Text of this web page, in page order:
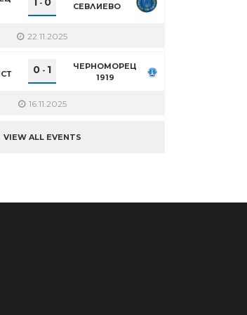
- СЕВЛИЕВО
22.11.2025
0 - 1
ЧЕРНОМОРЕЦ
1919
16.11.2025
VIEW ALL EVENTS